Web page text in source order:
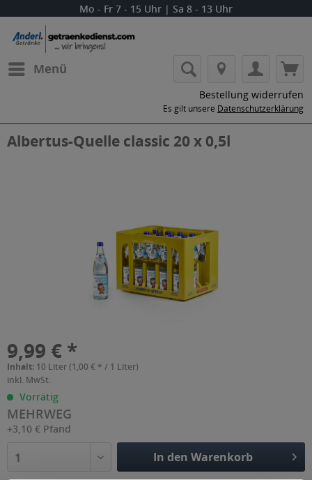
Mo - Fr 7 - 15 Uhr | Sa 8 - 13 Uhr
Menü
Bestellung widerrufen
Es gilt unsere Datenschutzerklärung
Albertus-Quelle classic 20 x 0,5l
9,99 € *
Inhalt: 10 Liter (1,00 € * / 1 Liter)
inkl. MwSt.
Vorrätig
MEHRWEG
+3,10 € Pfand
1 In den Warenkorb